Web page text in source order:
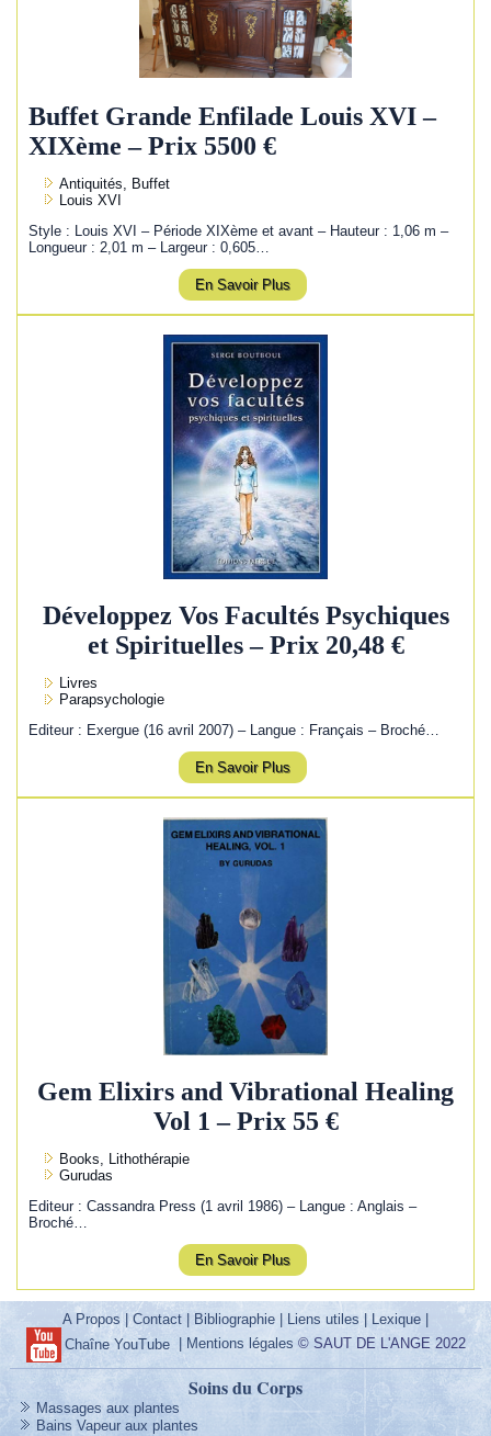
Buffet Grande Enfilade Louis XVI –
XIXème – Prix 5500 €
Antiquités, Buffet
Louis XVI
Style : Louis XVI – Période XIXème et avant – Hauteur : 1,06 m –
Longueur : 2,01 m – Largeur : 0,605…
En Savoir Plus
Développez Vos Facultés Psychiques
et Spirituelles – Prix 20,48 €
Livres
Parapsychologie
Editeur : Exergue (16 avril 2007) – Langue : Français – Broché…
En Savoir Plus
Gem Elixirs and Vibrational Healing
Vol 1 – Prix 55 €
Books, Lithothérapie
Gurudas
Editeur : Cassandra Press (1 avril 1986) – Langue : Anglais –
Broché…
En Savoir Plus
A Propos |Contact | Bibliographie | Liens utiles| Lexique |
Chaîne YouTube| Mentions légales © SAUT DE L'ANGE 2022
Soins du Corps
Massages aux plantes
Bains Vapeur aux plantes